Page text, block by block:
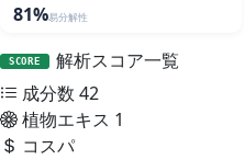
81%易分解性
SCORE
解析スコア一覧
成分数 42
植物エキス 1
コスパ